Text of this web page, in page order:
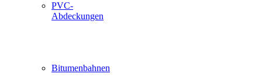
PVC-
Abdeckungen
Bitumenbahnen